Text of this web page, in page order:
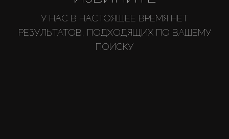
У НАС В НАСТОЯЩЕЕ ВРЕМЯ НЕТ
РЕЗУЛЬТАТОВ, ПОДХОДЯЩИХ ПО ВАШЕМУ
ПОИСКУ